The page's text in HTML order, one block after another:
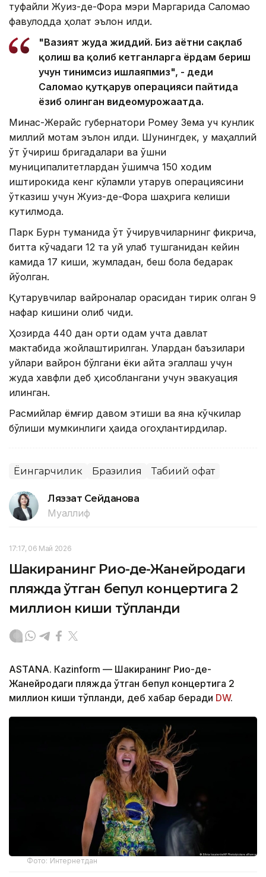
туфайли Жуиз-де-Фора мэри Маргарида Саломао
фавқулодда ҳолат эълон қилди.
"Вазият жуда жиддий. Биз ҳаётни сақлаб
қолиш ва қолиб кетганларга ёрдам бериш
учун тинимсиз ишлаяпмиз", - деди
Саломао қутқарув операцияси пайтида
ёзиб олинган видеомурожаатда.
Минас-Жерайс губернатори Ромеу Зема уч кунлик
миллий мотам эълон қилди. Шунингдек, у маҳаллий
ўт ўчириш бригадалари ва қўшни
муниципалитетлардан қўшимча 150 ходим
иштирокида кенг кўламли қутқарув операциясини
ўтказиш учун Жуиз-де-Фора шаҳрига келиши
кутилмоқда.
Парк Бурн туманида ўт ўчирувчиларнинг фикрича,
битта кўчадаги 12 та уй қулаб тушганидан кейин
камида 17 киши, жумладан, беш бола бедарак
йўқолган.
Қутқарувчилар вайроналар орасидан тирик қолган 9
нафар кишини олиб чиқди.
Ҳозирда 440 дан ортиқ одам учта давлат
мактабида жойлаштирилган. Улардан баъзилари
уйлари вайрон бўлгани ёки қайта эгаллаш учун
жуда хавфли деб ҳисоблангани учун эвакуация
қилинган.
Расмийлар ёмғир давом этиши ва яна кўчкилар
бўлиши мумкинлиги ҳақида огоҳлантирдилар.
Ёғингарчилик Бразилия Табиий офат
Ляззат Сейданова
Муаллиф
17:17, 06 Май 2026
Шакиранинг Рио-де-Жанейродаги
пляжда ўтган бепул концертига 2
миллион киши тўпланди
ASTANА. Кazinform — Шакиранинг Рио-де-
Жанейродаги пляжда ўтган бепул концертига 2
миллион киши тўпланди, деб хабар беради DW.
Фото: Интернетдан